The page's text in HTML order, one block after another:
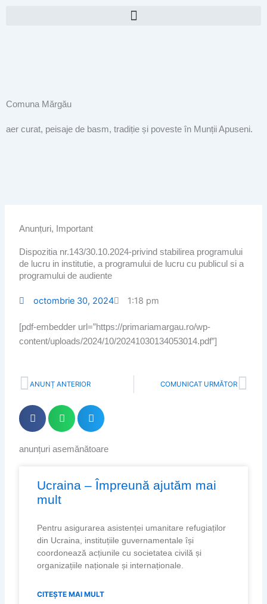
Comuna Mărgău
aer curat, peisaje de basm, tradiție și poveste în Munții Apuseni.
Anunțuri, Important
Dispozitia nr.143/30.10.2024-privind stabilirea programului
de lucru in institutie, a programului de lucru cu publicul si a
programului de audiente
octombrie 30, 2024 1:18 pm
[pdf-embedder url=”https://primariamargau.ro/wp-
content/uploads/2024/10/20241030134053014.pdf”]
Prev
ANUNȚ ANTERIOR COMUNICAT URMĂTOR
anunțuri asemănătoare
Ucraina – Împreună ajutăm mai
mult
Pentru asigurarea asistenței umanitare refugiaților
din Ucraina, instituțiile guvernamentale își
coordonează acțiunile cu societatea civilă și
organizațiile naționale și internaționale.
CITEȘTE MAI MULT